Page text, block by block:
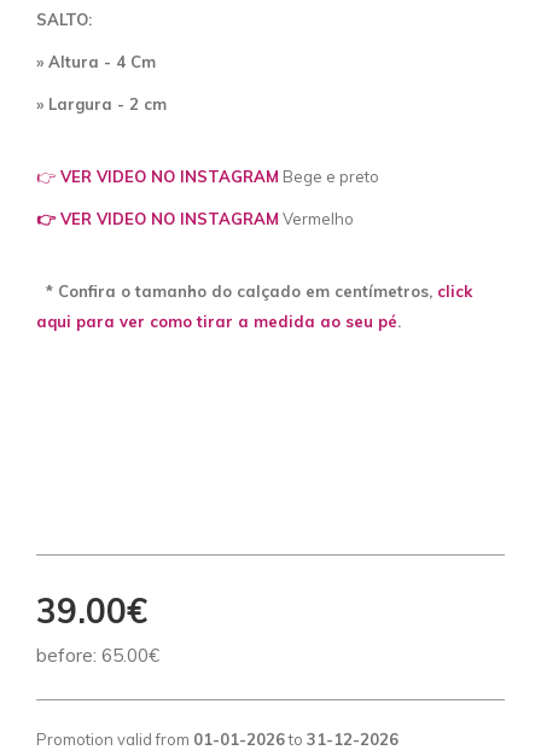
SALTO:
» Altura - 4 Cm
» Largura - 2 cm
👉 VER VIDEO NO INSTAGRAM Bege e preto
👉 VER VIDEO NO INSTAGRAM Vermelho
* Confira o tamanho do calçado em centímetros, click
aqui para ver como tirar a medida ao seu pé.
39.00€
before: 65.00€
Promotion valid from 01-01-2026to 31-12-2026